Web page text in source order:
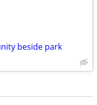
beside park